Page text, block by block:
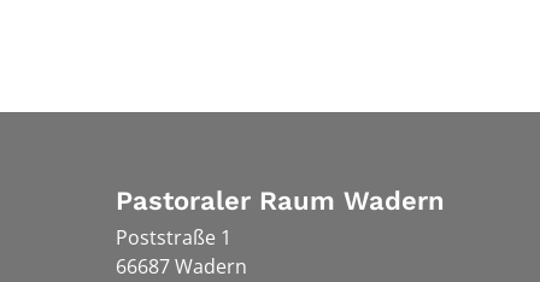
Pastoraler Raum Wadern
Poststraße 1
66687Wadern